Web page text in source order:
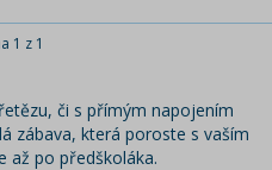
1 z 1
či s přímým napojením
zábava, která poroste s vaším
až po předškoláka.